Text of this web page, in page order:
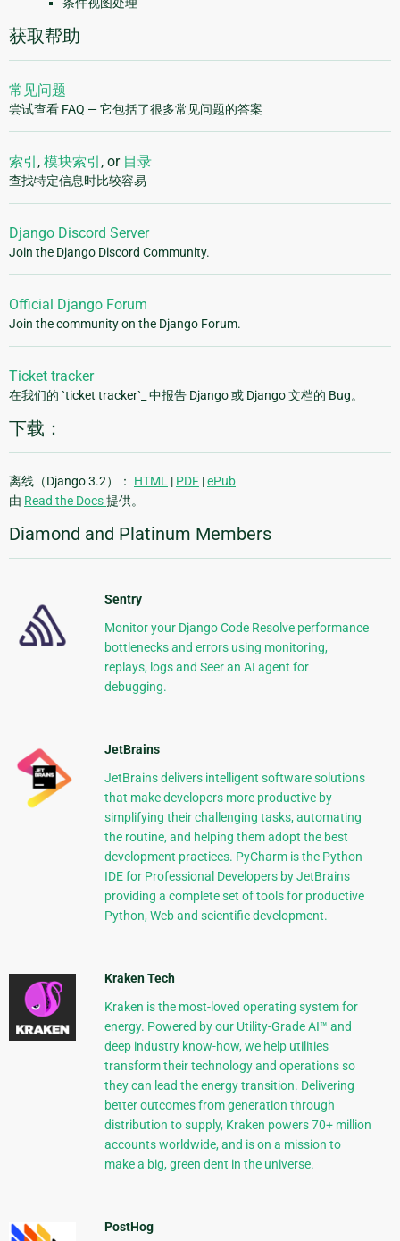
获取帮助
常见问题
尝试查看 FAQ — 它包括了很多常见问题的答案
索引 , 模块索引 , or 目录
查找特定信息时比较容易
Django Discord Server
Join the Django Discord Community.
Official Django Forum
Join the community on the Django Forum.
Ticket tracker
在我们的 `ticket tracker`_ 中报告 Django 或 Django 文档的 Bug。
下载：
离线（Django 3.2）： HTML | PDF |ePub
由 Read the Docs提供。
Diamond and Platinum Members
Sentry
Monitor your Django Code Resolve performance
bottlenecks and errors using monitoring,
replays, logs and Seer an AI agent for
debugging.
JetBrains
JetBrains delivers intelligent software solutions
that make developers more productive by
simplifying their challenging tasks, automating
the routine, and helping them adopt the best
development practices. PyCharm is the Python
IDE for Professional Developers by JetBrains
providing a complete set of tools for productive
Python, Web and scientific development.
Kraken Tech
Kraken is the most-loved operating system for
energy. Powered by our Utility-Grade AI™ and
deep industry know-how, we help utilities
transform their technology and operations so
they can lead the energy transition. Delivering
better outcomes from generation through
distribution to supply, Kraken powers 70+ million
accounts worldwide, and is on a mission to
make a big, green dent in the universe.
PostHog